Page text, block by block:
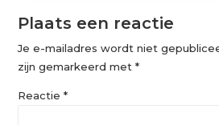
Plaats een reactie
Je e-mailadres wordt niet
zijn gemarkeerd met*
Reactie*